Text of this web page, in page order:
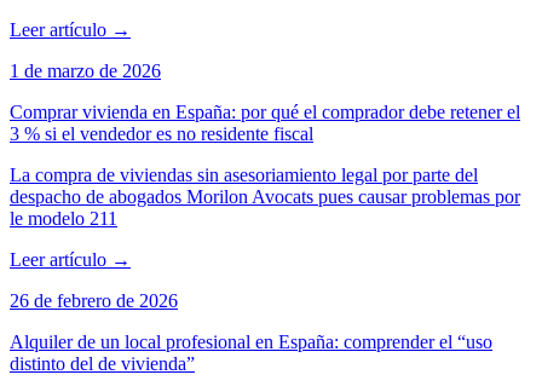
Leer artículo →
1 de marzo de 2026
Comprar vivienda en España: por qué el comprador debe retener el
3 % si el vendedor es no residente fiscal
La compra de viviendas sin asesoriamiento legal por parte del
despacho de abogados Morilon Avocats pues causar problemas por
le modelo 211
Leer artículo →
26 de febrero de 2026
Alquiler de un local profesional en España: comprender el “uso
distinto del de vivienda”